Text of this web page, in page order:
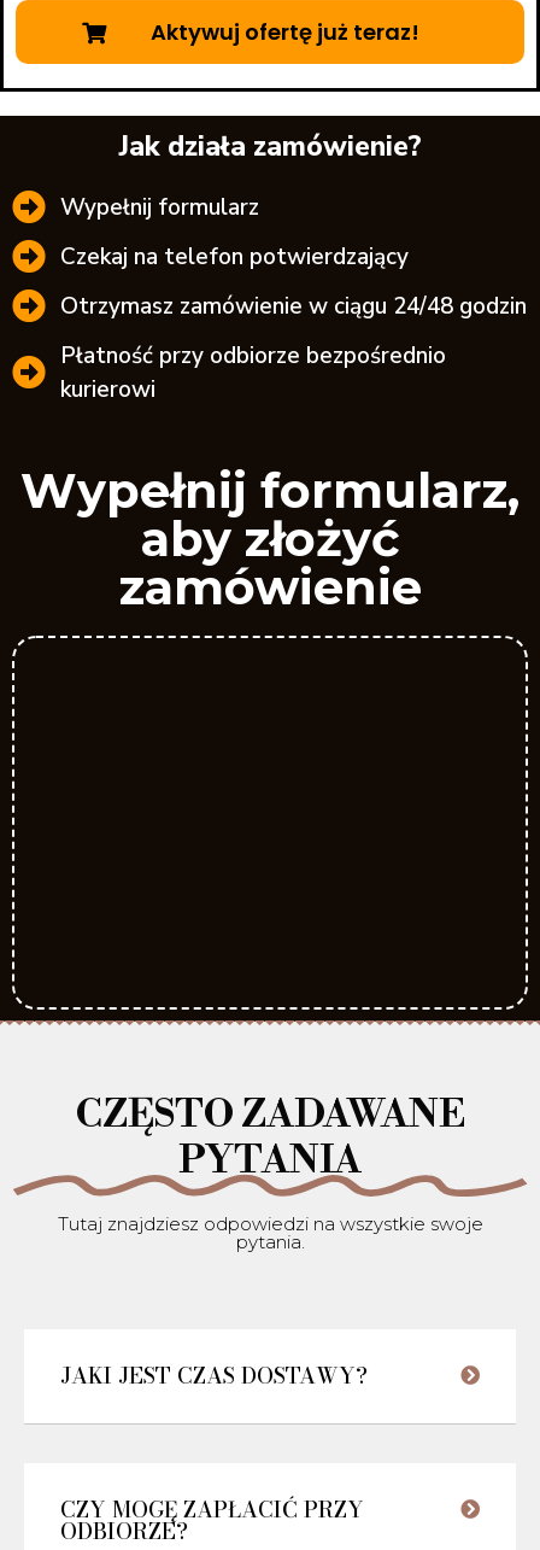
Aktywuj ofertę już teraz!
Jak działa zamówienie?
Wypełnij formularz
Czekaj na telefon potwierdzający
Otrzymasz zamówienie w ciągu 24/48 godzin
Płatność przy odbiorze bezpośrednio
kurierowi
Wypełnij formularz,
aby złożyć
zamówienie
CZĘSTO ZADAWANE
PYTANIA
Tutaj znajdziesz odpowiedzi na wszystkie swoje
pytania.
JAKI JEST CZAS DOSTAWY?
CZY MOGĘ ZAPŁACIĆ PRZY
ODBIORZE?